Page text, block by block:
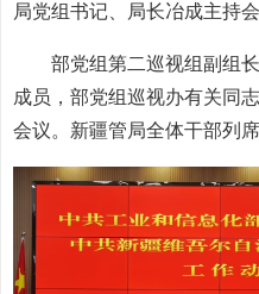
局党组书记、局长冶成主持
部党组第二巡视组副组
成员，部党组巡视办有关同
会议。新疆管局全体干部列席